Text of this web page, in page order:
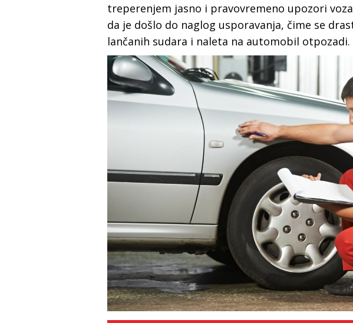
treperenjem jasno i pravovremeno upozori
da je došlo do naglog usporavanja, čime se
lančanih sudara i naleta na automobil otpozadi.